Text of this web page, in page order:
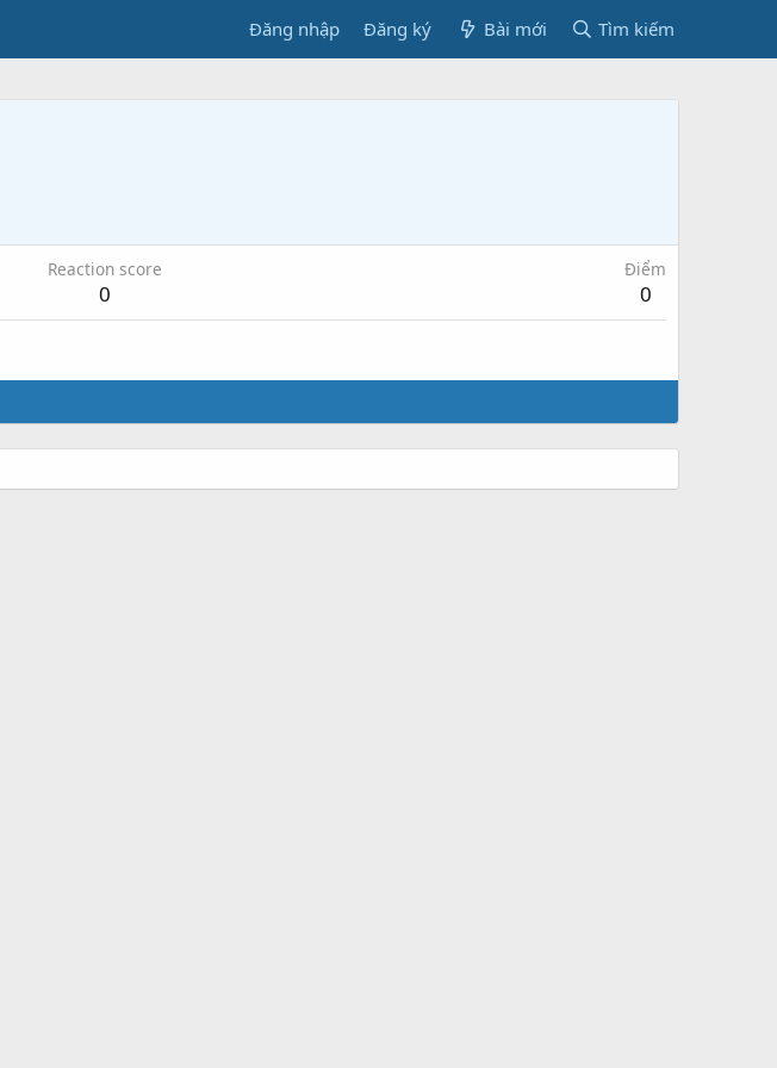
Đăng nhập Đăng ký Bài mới Tìm kiếm
Reaction score
0
Điểm
0